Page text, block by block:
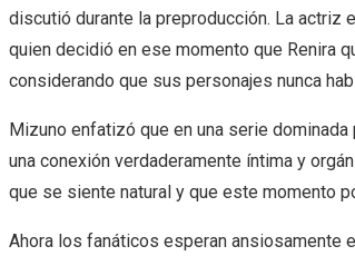
discutió durante la preproducción. La actriz
quien decidió en ese momento que Renira
considerando que sus personajes nunca
Mizuno enfatizó que en una serie
una conexión verdaderamente íntima y
que se siente natural y que este momento
Ahora los fanáticos esperan ansiosamente